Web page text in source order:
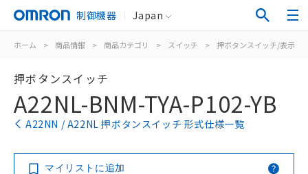
制御機器 Japan
ホーム > 商品情報 > 商品カテゴリ > スイッチ > 押ボタンスイッチ/表示灯
押ボタンスイッチ
A22NL-BNM-TYA-P102-YB
A22NN / A22NL 押ボタンスイッチ 形式仕様一覧
マイリストに追加